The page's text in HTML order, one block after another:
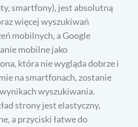
smartfony), jest absolutną
więcej wyszukiwań
mobilnych, a Google
mobilne jako
która nie wygląda dobrze i
na smartfonach, zostanie
wyszukiwania.
strony jest elastyczny,
a przyciski łatwe do